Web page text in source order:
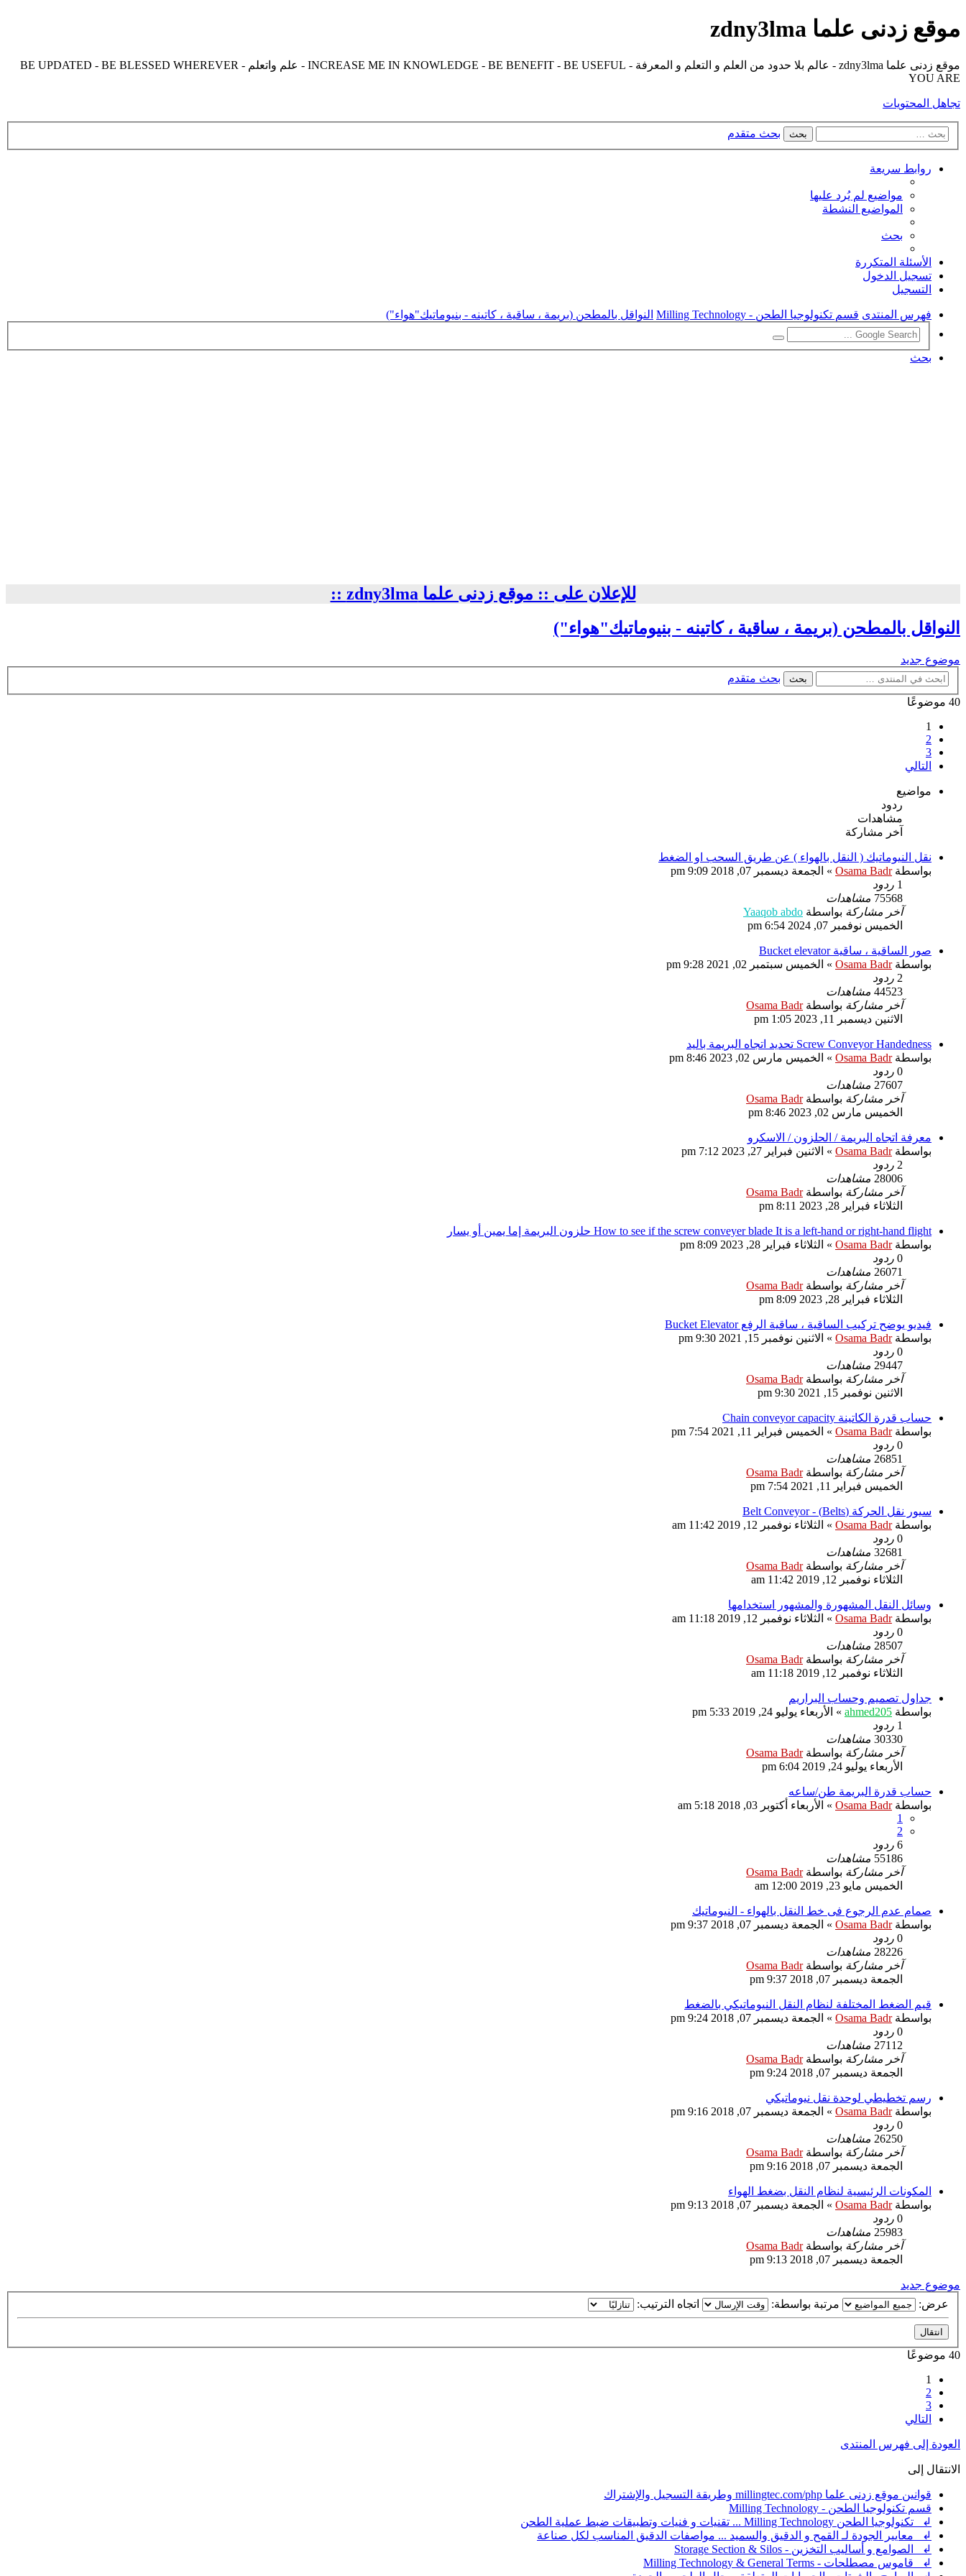
موقع زدنى علما zdny3lma
موقع زدنى علما zdny3lma - عالم بلا حدود من العلم و التعلم و المعرفة - INCREASE ME IN KNOWLEDGE - BE BENEFIT - BE USEFUL - علم واتعلم - BE UPDATED - BE BLESSED WHEREVER
YOU ARE
تجاهل المحتويات
بحث بحث متقدم
روابط سريعة
مواضيع لم يُرد عليها
المواضيع النشطة
بحث
الأسئلة المتكررة
تسجيل الدخول
التسجيل
فهرس المنتدى قسم تكنولوجيا الطحن - Milling Technology النواقل بالمطحن (بريمة ، ساقية ، كاتينه - بنيوماتيك"هواء")
بحث
للإعلان على :: موقع زدنى علما zdny3lma ::
النواقل بالمطحن (بريمة ، ساقية ، كاتينه - بنيوماتيك"هواء")
موضوع جديد
بحث
بحث متقدم
40 موضوعًا
1
2
3
التالي
مواضيع
ردود
مشاهدات
آخر مشاركة
نقل النيوماتيك ( النقل بالهواء ) عن طريق السحب او الضغط
بواسطةOsama Badr
» الجمعة ديسمبر 07, 2018 9:09 pm
1 ردود
75568 مشاهدات
آخر مشاركة بواسطة Yaaqob abdo
الخميس نوفمبر 07, 2024 6:54 pm
صور الساقية ، ساقية Bucket elevator
بواسطةOsama Badr
» الخميس سبتمبر 02, 2021 9:28 pm
2 ردود
44523 مشاهدات
آخر مشاركة بواسطةOsama Badr
الاثنين ديسمبر 11, 2023 1:05 pm
Screw Conveyor Handedness تحديد اتجاه البريمة باليد
بواسطةOsama Badr
» الخميس مارس 02, 2023 8:46 pm
0 ردود
27607 مشاهدات
آخر مشاركة بواسطةOsama Badr
الخميس مارس 02, 2023 8:46 pm
معرفة اتجاه البريمة / الحلزون / الاسكرو
بواسطةOsama Badr
» الاثنين فبراير 27, 2023 7:12 pm
2 ردود
28006 مشاهدات
آخر مشاركة بواسطةOsama Badr
الثلاثاء فبراير 28, 2023 8:11 pm
How to see if the screw conveyer blade It is a left-hand or right-hand flight حلزون البريمة إما يمين أو يسار
بواسطةOsama Badr
» الثلاثاء فبراير 28, 2023 8:09 pm
0 ردود
26071 مشاهدات
آخر مشاركة بواسطةOsama Badr
الثلاثاء فبراير 28, 2023 8:09 pm
فيديو يوضح تركيب الساقية ، ساقية الرفع Bucket Elevator
بواسطةOsama Badr
» الاثنين نوفمبر 15, 2021 9:30 pm
0 ردود
29447 مشاهدات
آخر مشاركة بواسطةOsama Badr
الاثنين نوفمبر 15, 2021 9:30 pm
حساب قدرة الكاتينة Chain conveyor capacity
بواسطةOsama Badr
» الخميس فبراير 11, 2021 7:54 pm
0 ردود
26851 مشاهدات
آخر مشاركة بواسطةOsama Badr
الخميس فبراير 11, 2021 7:54 pm
سيور نقل الحركة (Belts) - Belt Conveyor
بواسطةOsama Badr
» الثلاثاء نوفمبر 12, 2019 11:42 am
0 ردود
32681 مشاهدات
آخر مشاركة بواسطةOsama Badr
الثلاثاء نوفمبر 12, 2019 11:42 am
وسائل النقل المشهورة والمشهور استخدامها
بواسطةOsama Badr
» الثلاثاء نوفمبر 12, 2019 11:18 am
0 ردود
28507 مشاهدات
آخر مشاركة بواسطةOsama Badr
الثلاثاء نوفمبر 12, 2019 11:18 am
جداول تصميم وحساب البراريم
بواسطة ahmed205
» الأربعاء يوليو 24, 2019 5:33 pm
1 ردود
30330 مشاهدات
آخر مشاركة بواسطةOsama Badr
الأربعاء يوليو 24, 2019 6:04 pm
حساب قدرة البريمة طن/ساعه
بواسطةOsama Badr
» الأربعاء أكتوبر 03, 2018 5:18 am
1
2
6 ردود
55186 مشاهدات
آخر مشاركة بواسطةOsama Badr
الخميس مايو 23, 2019 12:00 am
صمام عدم الرجوع فى خط النقل بالهواء - النيوماتيك
بواسطةOsama Badr
» الجمعة ديسمبر 07, 2018 9:37 pm
0 ردود
28226 مشاهدات
آخر مشاركة بواسطةOsama Badr
الجمعة ديسمبر 07, 2018 9:37 pm
قيم الضغط المختلفة لنظام النقل النيوماتيكي بالضغط
بواسطةOsama Badr
» الجمعة ديسمبر 07, 2018 9:24 pm
0 ردود
27112 مشاهدات
آخر مشاركة بواسطةOsama Badr
الجمعة ديسمبر 07, 2018 9:24 pm
رسم تخطيطي لوحدة نقل نيوماتيكي
بواسطةOsama Badr
» الجمعة ديسمبر 07, 2018 9:16 pm
0 ردود
26250 مشاهدات
آخر مشاركة بواسطةOsama Badr
الجمعة ديسمبر 07, 2018 9:16 pm
المكونات الرئيسية لنظام النقل بضغط الهواء
بواسطةOsama Badr
» الجمعة ديسمبر 07, 2018 9:13 pm
0 ردود
25983 مشاهدات
آخر مشاركة بواسطةOsama Badr
الجمعة ديسمبر 07, 2018 9:13 pm
موضوع جديد
عرض:
مرتبة بواسطة: اتجاه الترتيب:
40 موضوعًا
1
2
3
التالي
العودة إلى فهرس المنتدى
الانتقال إلى
قوانين موقع زدنى علما millingtec.com/php وطريقة التسجيل والإشتراك
قسم تكنولوجيا الطحن - Milling Technology
↲ تكنولوجيا الطحن Milling Technology ... تقنيات و فنيات وتطبيقات ضبط عملية الطحن
↲ معايير الجودة لـ القمح و الدقيق والسميد ... مواصفات الدقيق المناسب لكل صناعة
↲ الصوامع و أساليب التخزين - Storage Section & Silos
↲ قاموس مصطلحات - Milling Technology & General Terms